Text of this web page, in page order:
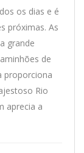
os dias e é
próximas. As
grande
de
proporciona
Rio
aprecia a